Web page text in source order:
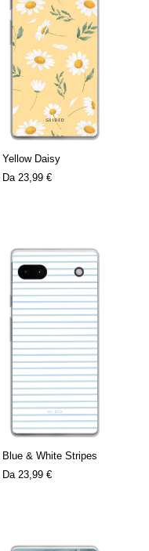
Yellow Daisy
Da 23,99 €
Blue & White Stripes
Da 23,99 €